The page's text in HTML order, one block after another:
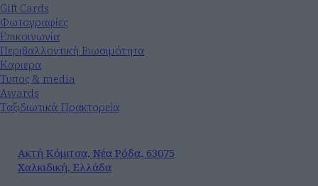
Gift Cards
Φωτογραφίες
Επικοινωνία
Περιβαλλοντική Βιωσιμότητα
Καριερα
Τυπος & media
Awards
Ταξιδιωτικά Πρακτορεία
Ακτή Κόμιτσα, Νέα Ρόδα, 63075
Χαλκιδική, Ελλάδα